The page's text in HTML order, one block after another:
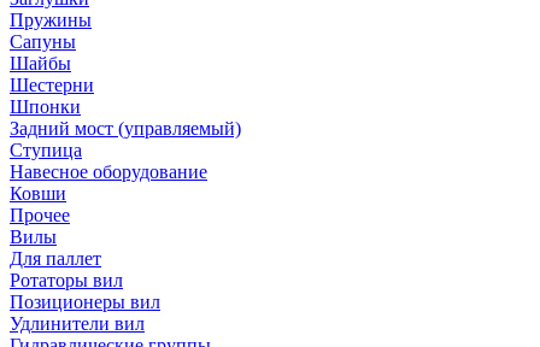
Пружины
Сапуны
Шайбы
Шестерни
Шпонки
Задний мост (управляемый)
Ступица
Навесное оборудование
Ковши
Прочее
Вилы
Для паллет
Ротаторы вил
Позиционеры вил
Удлинители вил